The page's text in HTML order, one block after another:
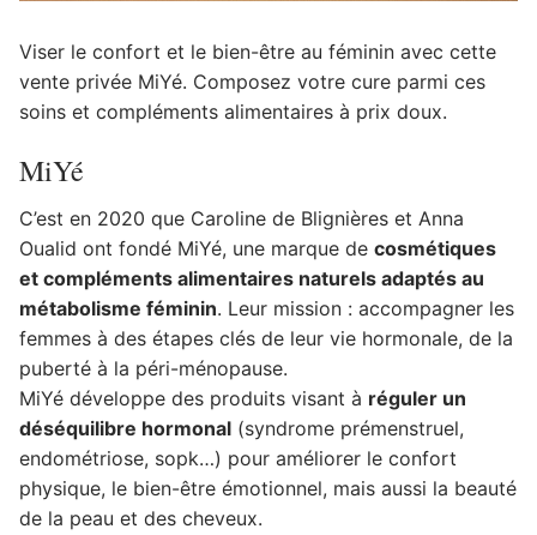
Viser le confort et le bien-être au féminin avec cette
vente privée MiYé. Composez votre cure parmi ces
soins et compléments alimentaires à prix doux.
MiYé
C’est en 2020 que Caroline de Blignières et Anna
Oualid ont fondé MiYé, une marque de cosmétiques
et compléments alimentaires naturels adaptés au
métabolisme féminin. Leur mission : accompagner les
femmes à des étapes clés de leur vie hormonale, de la
puberté à la péri-ménopause.
MiYé développe des produits visant à réguler un
déséquilibre hormonal (syndrome prémenstruel,
endométriose, sopk…) pour améliorer le confort
physique, le bien-être émotionnel, mais aussi la beauté
de la peau et des cheveux.